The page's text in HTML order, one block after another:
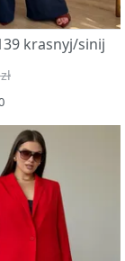
krasnyj/sinij